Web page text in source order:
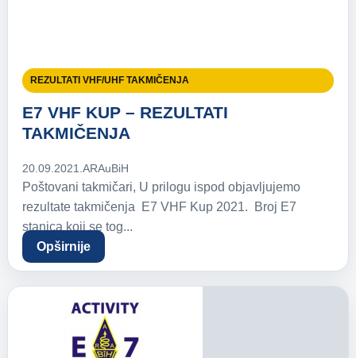
REZULTATI VHF/UHF TAKMIČENJA
E7 VHF KUP – REZULTATI
TAKMIČENJA
20.09.2021.ARAuBiH
Poštovani takmičari, U prilogu ispod objavljujemo
rezultate takmičenja E7 VHF Kup 2021. Broj E7
stanica koji se tog...
Opširnije